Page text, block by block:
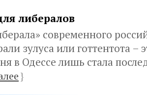
либералов
современного
зулуса или готтентота –
в Одессе лишь стала
}